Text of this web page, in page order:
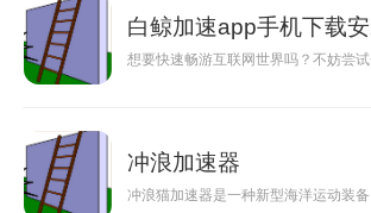
白鲸加速app手机下载
想要快速畅游互联网世界吗？不妨尝
冲浪加速器
冲浪猫加速器是一种新型海洋运动装